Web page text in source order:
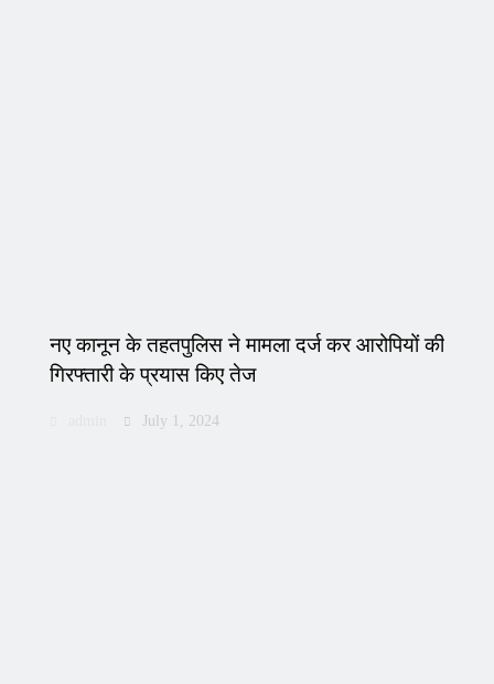
नए कानून के तहतपुलिस ने मामला दर्ज कर आरोपियों की
गिरफ्तारी के प्रयास किए तेज
July 1, 2024